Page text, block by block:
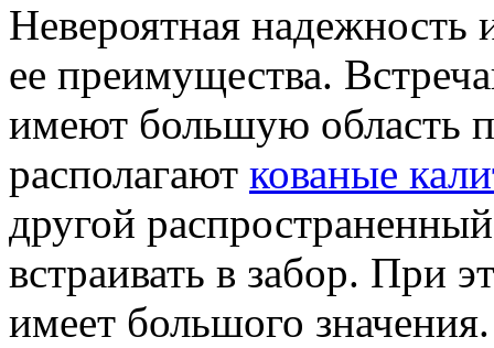
Невероятная надежность
ее преимущества.
имеют большую область
располагают кованые
другой
встраивать в забор. При
имеет большого